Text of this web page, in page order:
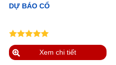
DỰ BÁO CỔ
Xem chi tiết